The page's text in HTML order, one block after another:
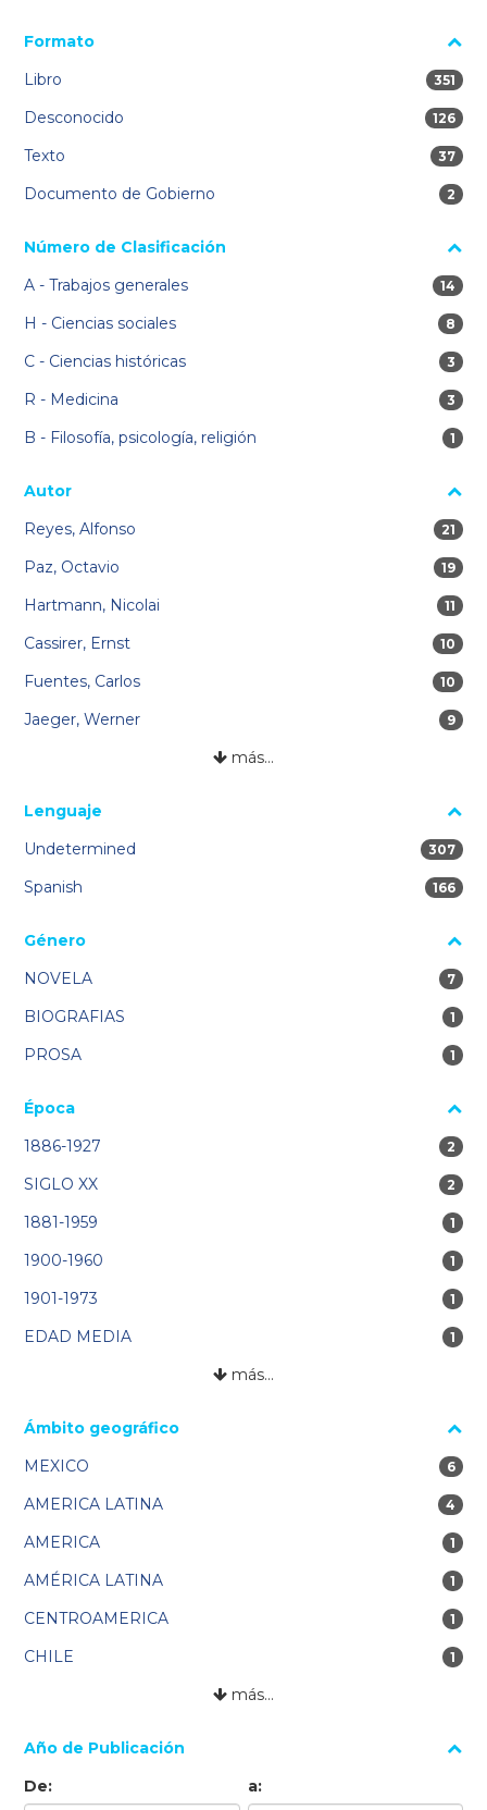
Formato
Libro
351
351
Desconocido 126
126
Texto 37
37
Documento de Gobierno 2
2
Número de Clasificación
A - Trabajos generales
14
14
H - Ciencias sociales 8
8
C - Ciencias históricas 3
3
R - Medicina 3
3
B - Filosofía, psicología, religión 1
1
Autor
Reyes, Alfonso
21
21
Paz, Octavio 19
19
Hartmann, Nicolai 11
11
Cassirer, Ernst 10
10
Fuentes, Carlos 10
10
Jaeger, Werner 9
9
más…
Lenguaje
Undetermined
307
307
Spanish 166
166
Género
NOVELA
7
7
BIOGRAFIAS 1
1
PROSA 1
1
Época
1886-1927
2
2
SIGLO XX 2
2
1881-1959 1
1
1900-1960 1
1
1901-1973 1
1
EDAD MEDIA 1
1
más…
Ámbito geográfico
MEXICO
6
6
AMERICA LATINA 4
4
AMERICA 1
1
AMÉRICA LATINA 1
1
CENTROAMERICA 1
1
CHILE 1
1
más…
Año de Publicación
De:
a: